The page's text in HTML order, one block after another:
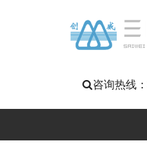
咨询热线：